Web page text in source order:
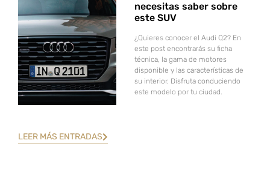
necesitas saber sobre
este SUV
¿Quieres conocer el Audi Q2? En
este post encontrarás su ficha
técnica, la gama de motores
disponible y las características de
su interior. Disfruta conduciendo
este modelo por tu ciudad.
LEER MÁS ENTRADAS